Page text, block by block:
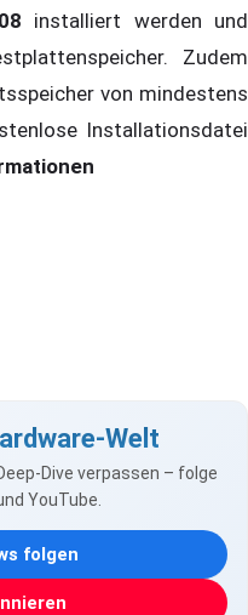
installiert werden und
Zudem
von mindestens
Installationsdatei
Welt
Dive verpassen – folge
YouTube.
folgen